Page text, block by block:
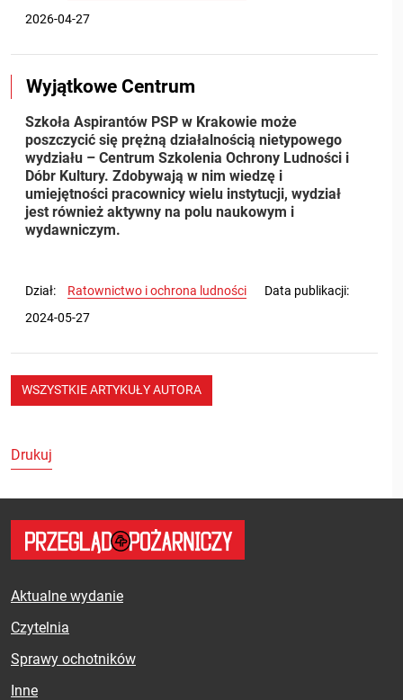
2026-04-27
Wyjątkowe Centrum
Wyjątkowe Centrum
Szkoła Aspirantów PSP w Krakowie może
poszczycić się prężną działalnością nietypowego
wydziału – Centrum Szkolenia Ochrony Ludności i
Dóbr Kultury. Zdobywają w nim wiedzę i
umiejętności pracownicy wielu instytucji, wydział
jest również aktywny na polu naukowym i
wydawniczym.
Dział Ratownictwo i ochrona ludności
Data publikacji
2024-05-27
WSZYSTKIE ARTYKUŁY AUTORA
Drukuj
Aktualne wydanie
Czytelnia
Sprawy ochotników
Inne